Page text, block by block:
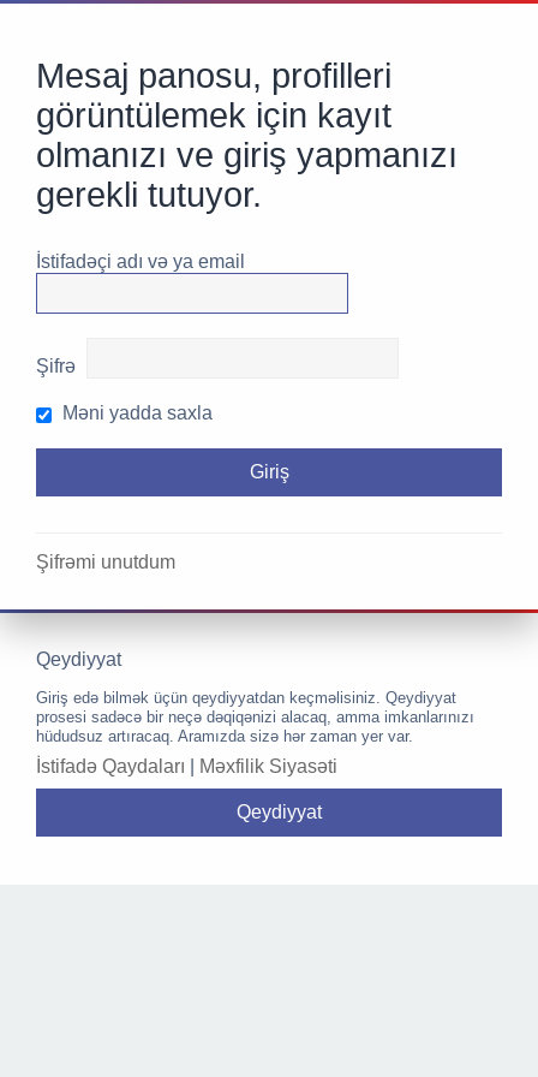
Mesaj panosu, profilleri
görüntülemek için kayıt
olmanızı ve giriş yapmanızı
gerekli tutuyor.
İstifadəçi adı və ya email
Şifrə
Məni yadda saxla
Şifrəmi unutdum
Qeydiyyat
Giriş edə bilmək üçün qeydiyyatdan keçməlisiniz. Qeydiyyat
prosesi sadəcə bir neçə dəqiqənizi alacaq, amma imkanlarınızı
hüdudsuz artıracaq. Aramızda sizə hər zaman yer var.
İstifadə Qaydaları Məxfilik Siyasəti
Qeydiyyat